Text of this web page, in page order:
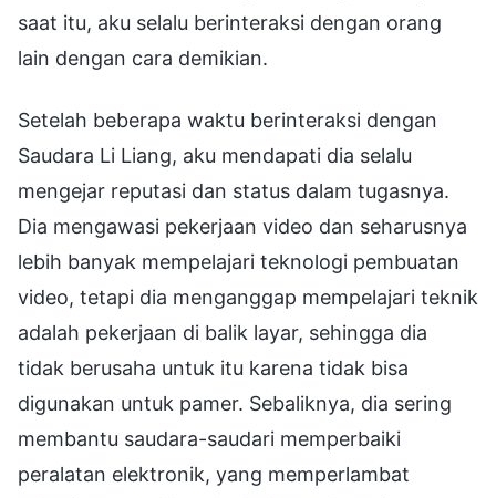
saat itu, aku selalu berinteraksi dengan orang
lain dengan cara demikian.
Setelah beberapa waktu berinteraksi dengan
Saudara Li Liang, aku mendapati dia selalu
mengejar reputasi dan status dalam tugasnya.
Dia mengawasi pekerjaan video dan seharusnya
lebih banyak mempelajari teknologi pembuatan
video, tetapi dia menganggap mempelajari teknik
adalah pekerjaan di balik layar, sehingga dia
tidak berusaha untuk itu karena tidak bisa
digunakan untuk pamer. Sebaliknya, dia sering
membantu saudara-saudari memperbaiki
peralatan elektronik, yang memperlambat